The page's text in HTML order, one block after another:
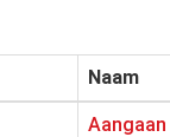
Naam